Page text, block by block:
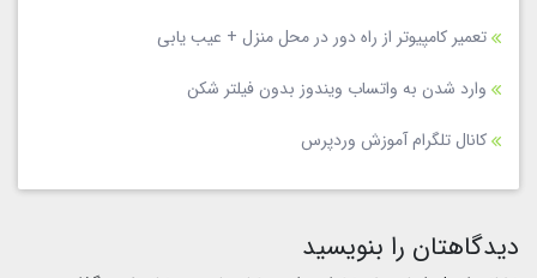
تعمیر کامپیوتر از راه دور در محل منزل + عیب یابی
وارد شدن به واتساب ویندوز بدون فیلتر شکن
کانال تلگرام آموزش وردپرس
دیدگاهتان را بنویسید